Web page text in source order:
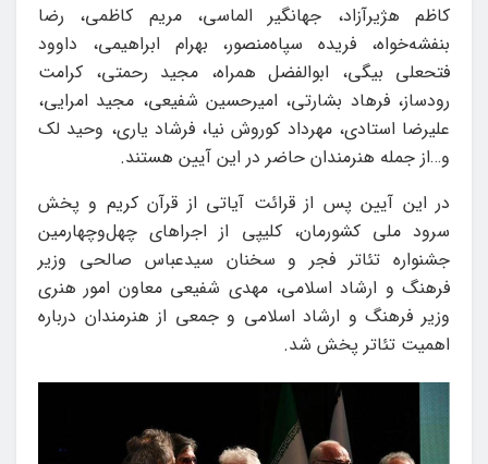
کاظم هژیرآزاد، جهانگیر الماسی، مریم کاظمی، رضا
بنفشه‌خواه، فریده سپاه‌منصور، بهرام ابراهیمی، داوود
فتحعلی بیگی، ابوالفضل همراه، مجید رحمتی، کرامت
رودساز، فرهاد بشارتی، امیرحسین شفیعی، مجید امرایی،
علیرضا استادی، مهرداد کوروش نیا، فرشاد یاری، وحید لک
و…از جمله هنرمندان حاضر در این آیین هستند.
در این آیین پس از قرائت آیاتی از قرآن کریم و پخش
سرود ملی کشورمان، کلیپی از اجراهای چهل‌وچهارمین
جشنواره تئاتر فجر و سخنان سیدعباس صالحی وزیر
فرهنگ و ارشاد اسلامی، مهدی شفیعی معاون امور هنری
وزیر فرهنگ و ارشاد اسلامی و جمعی از هنرمندان درباره
اهمیت تئاتر پخش شد.